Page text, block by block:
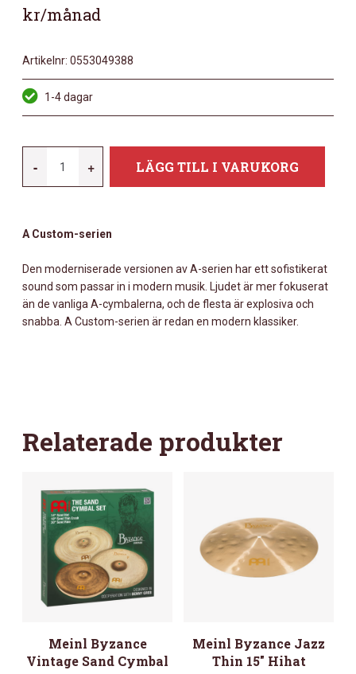
kr/månad
Artikelnr: 0553049388
1-4 dagar
-
PROJECTION
MÄNGD
+ LÄGG TILL I VARUKORG
A Custom-serien
Den moderniserade versionen av A-serien har ett sofistikerat
sound som passar in i modern musik. Ljudet är mer fokuserat
än de vanliga A-cymbalerna, och de flesta är explosiva och
snabba. A Custom-serien är redan en modern klassiker.
Relaterade produkter
Meinl Byzance
Vintage Sand Cymbal
Meinl Byzance Jazz
Thin 15″ Hihat